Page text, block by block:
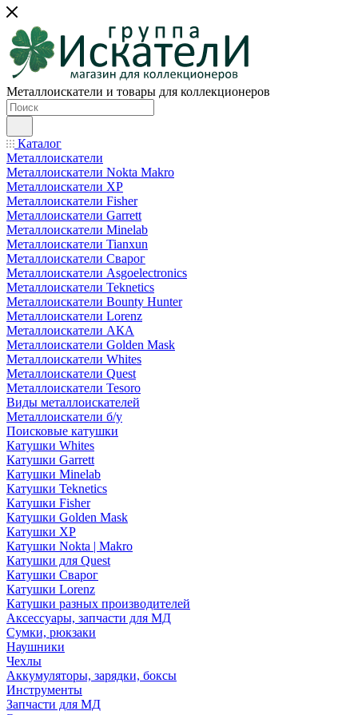
Металлоискатели и товары для коллекционеров
Каталог
Металлоискатели
Металлоискатели Nokta Makro
Металлоискатели XP
Металлоискатели Fisher
Металлоискатели Garrett
Металлоискатели Minelab
Металлоискатели Tianxun
Металлоискатели Сварог
Металлоискатели Asgoelectronics
Металлоискатели Teknetics
Металлоискатели Bounty Hunter
Металлоискатели Lorenz
Металлоискатели АКА
Металлоискатели Golden Mask
Металлоискатели Whites
Металлоискатели Quest
Металлоискатели Tesoro
Виды металлоискателей
Металлоискатели б/у
Поисковые катушки
Катушки Whites
Катушки Garrett
Катушки Minelab
Катушки Teknetics
Катушки Fisher
Катушки Golden Mask
Катушки XP
Катушки Nokta | Makro
Катушки для Quest
Катушки Сварог
Катушки Lorenz
Катушки разных производителей
Аксессуары, запчасти для МД
Сумки, рюкзаки
Наушники
Чехлы
Аккумуляторы, зарядки, боксы
Инструменты
Запчасти для МД